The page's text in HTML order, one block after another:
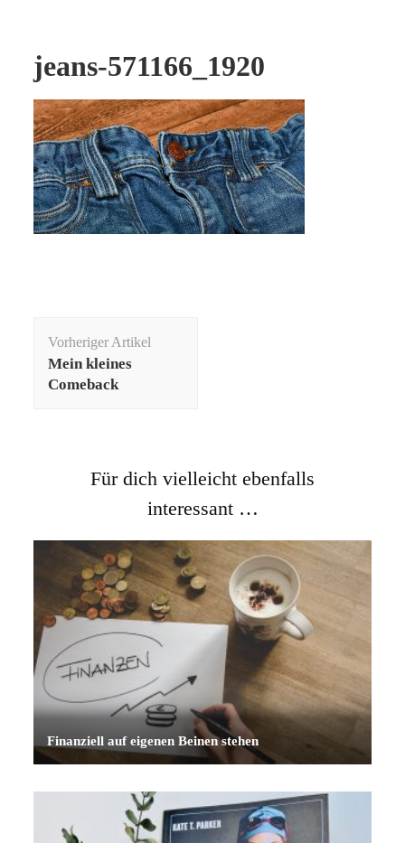
jeans-571166_1920
Vorheriger Artikel
Mein kleines
Comeback
Für dich vielleicht ebenfalls
interessant …
Finanziell auf eigenen Beinen stehen